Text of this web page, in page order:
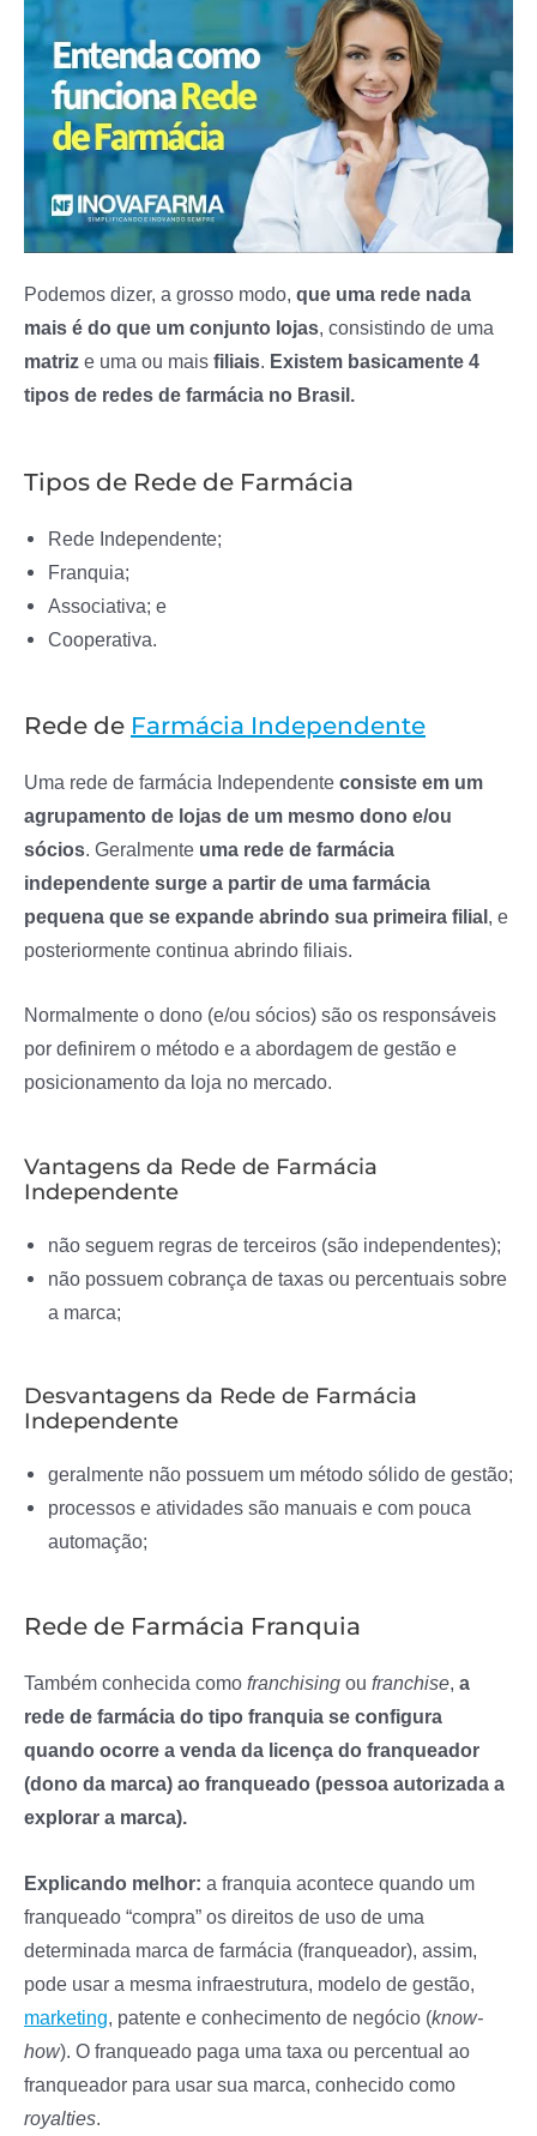
Podemos dizer, a grosso modo, que uma rede nada
mais é do que um conjunto lojas, consistindo de uma
matriz e uma ou mais filiais. Existem basicamente 4
tipos de redes de farmácia no Brasil.
Tipos de Rede de Farmácia
Rede Independente;
Franquia;
Associativa; e
Cooperativa.
Rede de Farmácia Independente
Uma rede de farmácia Independente consiste em um
agrupamento de lojas de um mesmo dono e/ou
sócios. Geralmente uma rede de farmácia
independente surge a partir de uma farmácia
pequena que se expande abrindo sua primeira filial, e
posteriormente continua abrindo filiais.
Normalmente o dono (e/ou sócios) são os responsáveis
por definirem o método e a abordagem de gestão e
posicionamento da loja no mercado.
Vantagens da Rede de Farmácia
Independente
não seguem regras de terceiros (são independentes);
não possuem cobrança de taxas ou percentuais sobre
a marca;
Desvantagens da Rede de Farmácia
Independente
geralmente não possuem um método sólido de gestão;
processos e atividades são manuais e com pouca
automação;
Rede de Farmácia Franquia
Também conhecida como franchising ou franchise, a
rede de farmácia do tipo franquia se configura
quando ocorre a venda da licença do franqueador
(dono da marca) ao franqueado (pessoa autorizada a
explorar a marca).
Explicando melhor: a franquia acontece quando um
franqueado “compra” os direitos de uso de uma
determinada marca de farmácia (franqueador), assim,
pode usar a mesma infraestrutura, modelo de gestão,
marketing, patente e conhecimento de negócio (know-
how). O franqueado paga uma taxa ou percentual ao
franqueador para usar sua marca, conhecido como
royalties.